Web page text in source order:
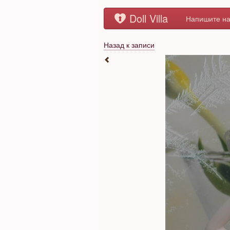
Doll Villa Напишите
Назад к записи